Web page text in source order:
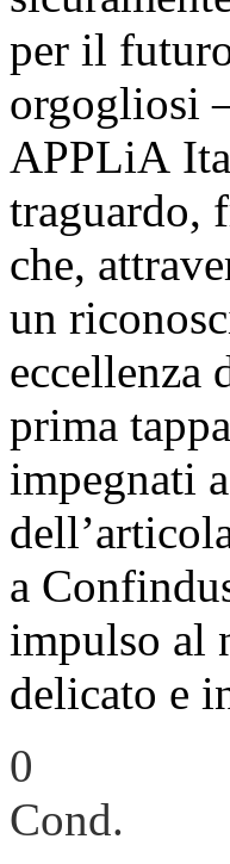
per il
orgogliosi
APPLiA
traguardo,
che,
un
eccellenza
prima
impegnati
a
impulso al
delicato e
0
Cond.